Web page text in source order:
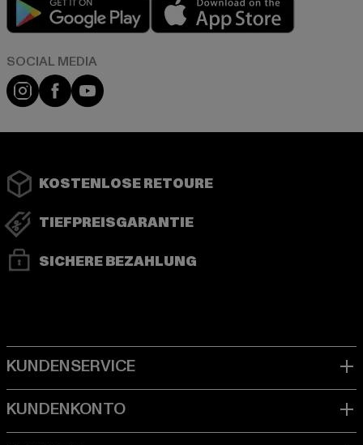
Instagram
FacebookYouTube
KOSTENLOSE RETOURE
TIEFPREISGARANTIE
SICHERE BEZAHLUNG